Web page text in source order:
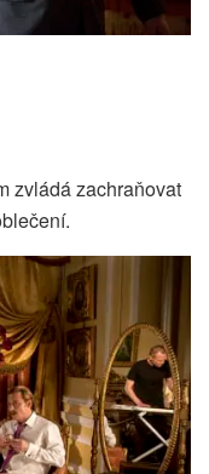
zvládá zachraňovat